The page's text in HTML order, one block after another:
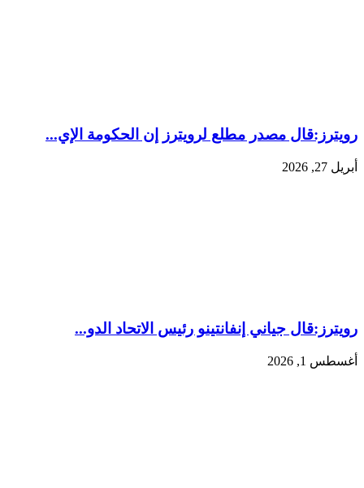
رويترز:‏قال مصدر مطلع لرويترز إن الحكومة الإي...
أبريل 27, 2026
رويترز:‏قال جياني إنفانتينو رئيس الاتحاد الدو...
أغسطس 1, 2026